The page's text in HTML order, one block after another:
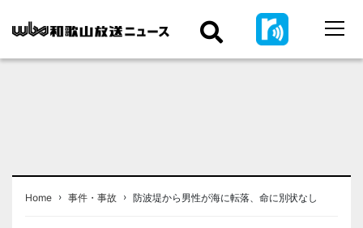
Home › 事件・事故 › 防波堤から男性が海に転落、命に別状なし